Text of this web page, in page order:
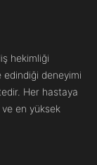
hekimliği
edindiği deneyimi
Her hastaya
en yüksek